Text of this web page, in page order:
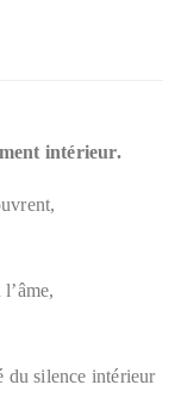
intérieur.
du silence intérieur